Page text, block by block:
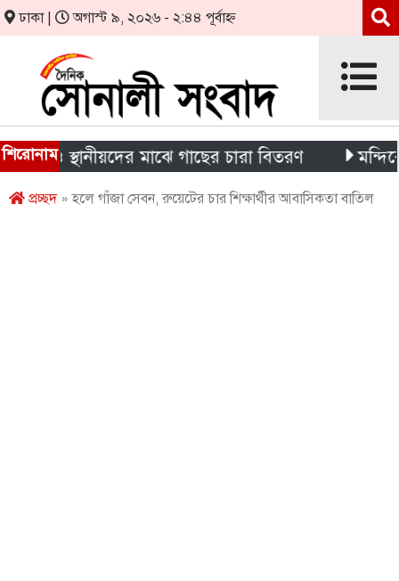
ঢাকা | অগাস্ট ৯, ২০২৬ - ২:৪৪ পূর্বাহ্ন
শিরোনাম
ও স্থানীয়দের মাঝে গাছের চারা বিতরণ মন্দিরের
প্রচ্ছদ» হলে গাঁজা সেবন, রুয়েটের চার শিক্ষার্থীর আবাসিকতা বাতিল